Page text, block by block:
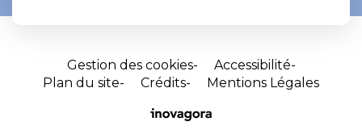
Gestion des cookies
Accessibilité
Plan du site
Crédits
Mentions Légales
Site